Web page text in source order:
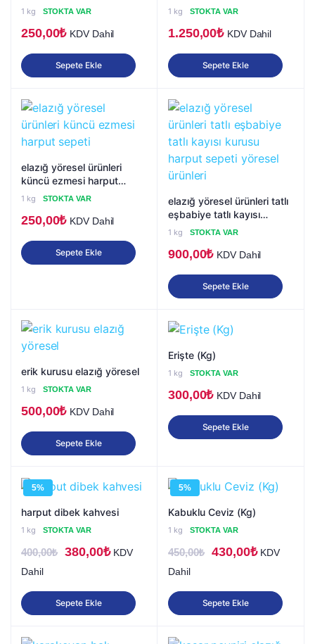
1 kg STOKTA VAR
250,00₺ KDV Dahil
Sepete Ekle
1 kg STOKTA VAR
1.250,00₺ KDV Dahil
Sepete Ekle
elazığ yöresel ürünleri
küncü ezmesi harput
sepeti
1 kg STOKTA VAR
250,00₺ KDV Dahil
Sepete Ekle
elazığ yöresel ürünleri tatlı
eşbabiye tatlı kayısı
kurusu harput sepeti
yöresel ürünleri
1 kg STOKTA VAR
900,00₺ KDV Dahil
Sepete Ekle
erik kurusu elazığ yöresel
1 kg STOKTA VAR
500,00₺ KDV Dahil
Sepete Ekle
Erişte (Kg)
1 kg STOKTA VAR
300,00₺ KDV Dahil
Sepete Ekle
5%
harput dibek kahvesi
1 kg STOKTA VAR
400,00₺ Orijinal
400,00₺.
380,00₺Şu
fiyat:
380,00₺.
KDV
Dahil
Sepete Ekle
5%
Kabuklu Ceviz (Kg)
1 kg STOKTA VAR
450,00₺ Orijinal
450,00₺.
430,00₺Şu
fiyat:
430,00₺.
KDV
Dahil
Sepete Ekle